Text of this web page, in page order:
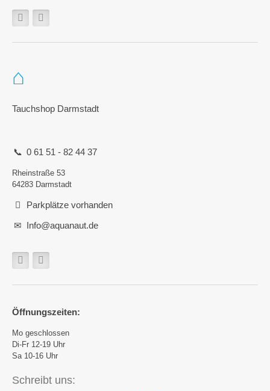
Tauchshop Darmstadt
0 61 51 - 82 44 37
Rheinstraße 53
64283 Darmstadt
Parkplätze vorhanden
Info@aquanaut.de
Öffnungszeiten:
Mo geschlossen
Di-Fr 12-19 Uhr
Sa 10-16 Uhr
Schreibt uns: